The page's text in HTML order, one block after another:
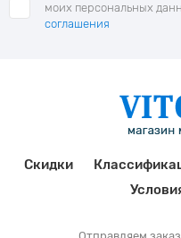
моих персональных
соглашения
Скидки